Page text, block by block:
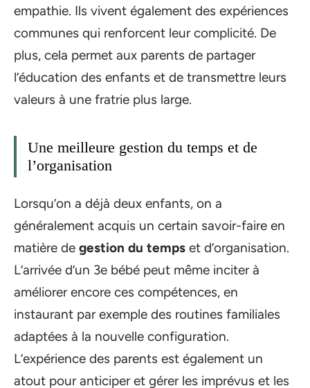
empathie. Ils vivent également des expériences
communes qui renforcent leur complicité. De
plus, cela permet aux parents de partager
l’éducation des enfants et de transmettre leurs
valeurs à une fratrie plus large.
Une meilleure gestion du temps et de
l’organisation
Lorsqu’on a déjà deux enfants, on a
généralement acquis un certain savoir-faire en
matière de gestion du temps et d’organisation.
L’arrivée d’un 3e bébé peut même inciter à
améliorer encore ces compétences, en
instaurant par exemple des routines familiales
adaptées à la nouvelle configuration.
L’expérience des parents est également un
atout pour anticiper et gérer les imprévus et les